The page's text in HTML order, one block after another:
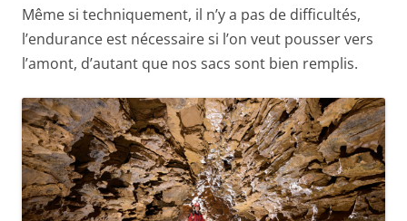
Même si techniquement, il n’y a pas de difficultés,
l’endurance est nécessaire si l’on veut pousser vers
l’amont, d’autant que nos sacs sont bien remplis.